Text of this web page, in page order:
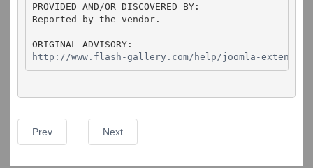
PROVIDED AND/OR DISCOVERED BY:
Reported by the vendor.
http://www.flash-gallery.com/help/joomla-
Prev Next